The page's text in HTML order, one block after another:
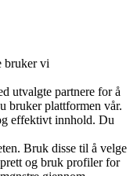
bruker vi
utvalgte partnere for å
bruker plattformen vår.
effektivt innhold. Du
Bruk disse til å velge
og bruk profiler for